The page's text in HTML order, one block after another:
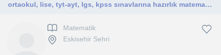
ortaokul, lise, tyt-ayt, lgs, kpss sınavlarına hazırlık matematik öğretmeni
Matematik
Eskisehir Sehri